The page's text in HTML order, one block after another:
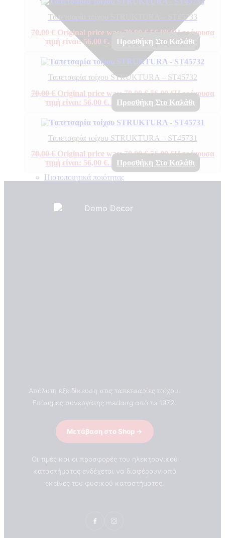
Πιστοποιητικά ποιότητας
Η Εταιρεια
Ταπετσαρία τοίχου STRUKTURA – ST45733
70,00€ Original price was: 70,00 €. 56,00 €Η τρέχουσα
τιμή είναι: 56,00 €.
Προσθήκη Στο Καλάθι
Ταπετσαρία τοίχου STRUKTURA – ST45732
70,00€ Original price was: 70,00 €.56,00€Η τρέχουσα
τιμή είναι: 56,00 €.
Προσθήκη Στο Καλάθι
Ταπετσαρία τοίχου STRUKTURA – ST45731
70,00€ Original price was: 70,00 €.56,00€Η τρέχουσα
τιμή είναι: 56,00 €.
Προσθήκη Στο Καλάθι
Απόλυτη εξειδίκευση στις ταπετσαρίες τοίχου.
Επίσημος συνεργάτης marburg από το 1972.
Μετάβαση στο Shop
Οι τιμές και οι προσφορές του ηλεκτρονικού
καταστήματος ενδέχεται να διαφέρουν από
εκείνες του φυσικού καταστήματος.